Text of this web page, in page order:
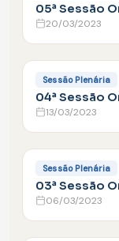
05ª Sessão
20/03/2023
FACEBOOK
Sessão Plenária
04ª Sessão
13/03/2023
FACEBOOK
Sessão Plenária
03ª Sessão
06/03/2023